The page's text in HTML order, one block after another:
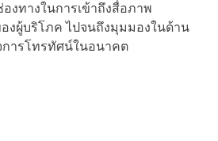
งทางในการเข้าถึงสื่อภาพ
งผู้บริโภค ไปจนถึงมุมมองในด้าน
การโทรทัศน์ในอนาคต